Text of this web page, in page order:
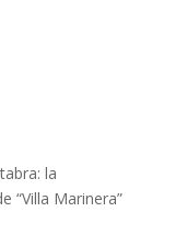
la
“Villa Marinera”